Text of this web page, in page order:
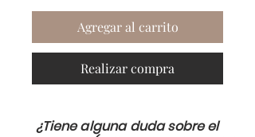
Agregar al carrito
Realizar compra
¿Tiene alguna duda sobre el